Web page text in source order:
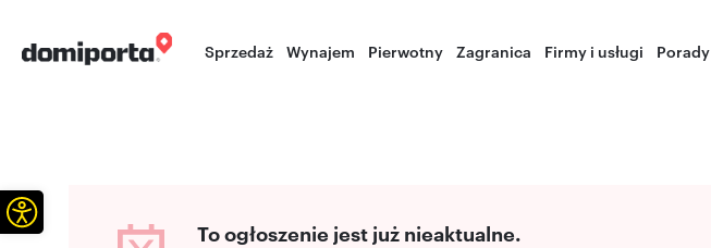
Sprzedaż Wynajem Pierwotny Zagranica Firmy i usługi Porady
To ogłoszenie jest już nieaktualne.
Otwórz pasek narzędzi